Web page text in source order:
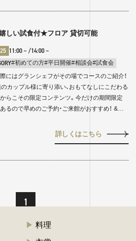
嬉しい試食付★フロア 貸切可能
11:00~ /14:00~
#初めての方#平日開催#相談会#試食会
にはグランシェフがその場でコースのご紹介！
カップル様に寄り添い、おもてなしにこだわる
らこその限定コンテンツ。今だけの期間限定
るので早めのご予約・ご来館がおすすめ！ &…
詳しくはこちら
1
料理